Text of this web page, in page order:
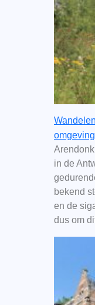
in de
bekend
en de
dus om